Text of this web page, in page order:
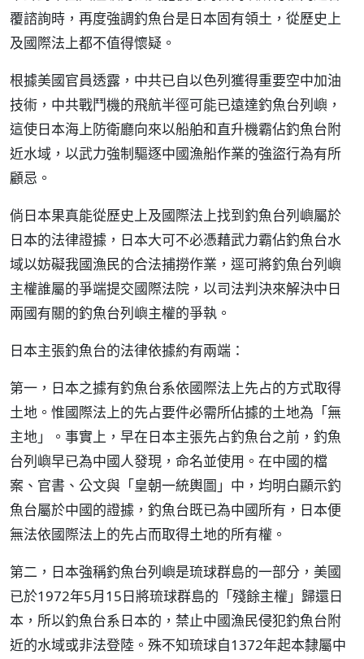
覆諮詢時，再度強調釣魚台是日本固有領土，從歷史上
及國際法上都不值得懷疑。
根據美國官員透露，中共已自以色列獲得重要空中加油
技術，中共戰鬥機的飛航半徑可能已遠達釣魚台列嶼，
這使日本海上防衛廳向來以船舶和直升機霸佔釣魚台附
近水域，以武力強制驅逐中國漁船作業的強盜行為有所
顧忌。
倘日本果真能從歷史上及國際法上找到釣魚台列嶼屬於
日本的法律證據，日本大可不必憑藉武力霸佔釣魚台水
域以妨礙我國漁民的合法捕撈作業，逕可將釣魚台列嶼
主權誰屬的爭端提交國際法院，以司法判決來解決中日
兩國有關的釣魚台列嶼主權的爭執。
日本主張釣魚台的法律依據約有兩端：
第一，日本之據有釣魚台系依國際法上先占的方式取得
土地。惟國際法上的先占要件必需所佔據的土地為「無
主地」。事實上，早在日本主張先占釣魚台之前，釣魚
台列嶼早已為中國人發現，命名並使用。在中國的檔
案、官書、公文與「皇朝一統輿圖」中，均明白顯示釣
魚台屬於中國的證據，釣魚台既已為中國所有，日本便
無法依國際法上的先占而取得土地的所有權。
第二，日本強稱釣魚台列嶼是琉球群島的一部分，美國
已於1972年5月15日將琉球群島的「殘餘主權」歸還日
本，所以釣魚台系日本的，禁止中國漁民侵犯釣魚台附
近的水域或非法登陸。殊不知琉球自1372年起本隸屬中